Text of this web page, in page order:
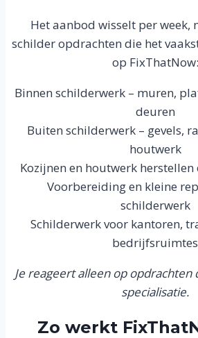
Het aanbod wisselt per week,
schilder opdrachten die het
op FixThatNow:
Binnen schilderwerk – muren,
deuren
Buiten schilderwerk – gevels,
houtwerk
Kozijnen en houtwerk
Voorbereiding en kleine
schilderwerk
Schilderwerk voor kantoren,
bedrijfsruimtes
Je reageert alleen op opdrachten
specialisatie.
Zo werkt